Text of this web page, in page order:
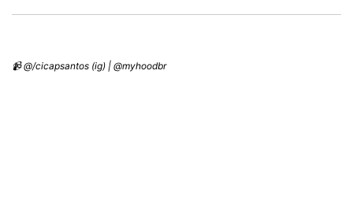
📹 @/cicapsantos (ig) | @myhoodbr